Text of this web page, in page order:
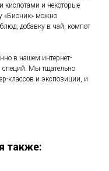
и некоторые
«Бионик» можно
добавку в чай, компот
в нашем интернет-
Мы тщательно
классов и экспозиции, и
также: